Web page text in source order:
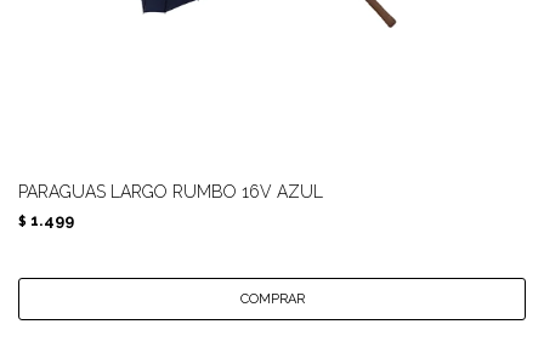
PARAGUAS LARGO RUMBO 16V AZUL
$ 1.499